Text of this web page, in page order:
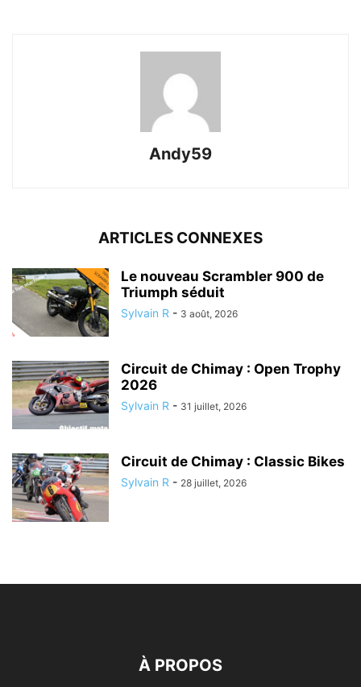
Andy59
ARTICLES CONNEXES
Le nouveau Scrambler 900 de
Triumph séduit
Sylvain R - 3 août, 2026
Circuit de Chimay : Open Trophy
2026
Sylvain R - 31 juillet, 2026
Circuit de Chimay : Classic Bikes
Sylvain R - 28 juillet, 2026
À PROPOS